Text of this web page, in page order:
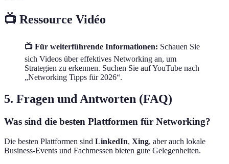
📺 Ressource Vidéo
📺 Für weiterführende Informationen: Schauen Sie
sich Videos über effektives Networking an, um
Strategien zu erkennen. Suchen Sie auf YouTube nach
„Networking Tipps für 2026“.
5. Fragen und Antworten (FAQ)
Was sind die besten Plattformen für Networking?
Die besten Plattformen sind LinkedIn, Xing, aber auch lokale
Business-Events und Fachmessen bieten gute Gelegenheiten.